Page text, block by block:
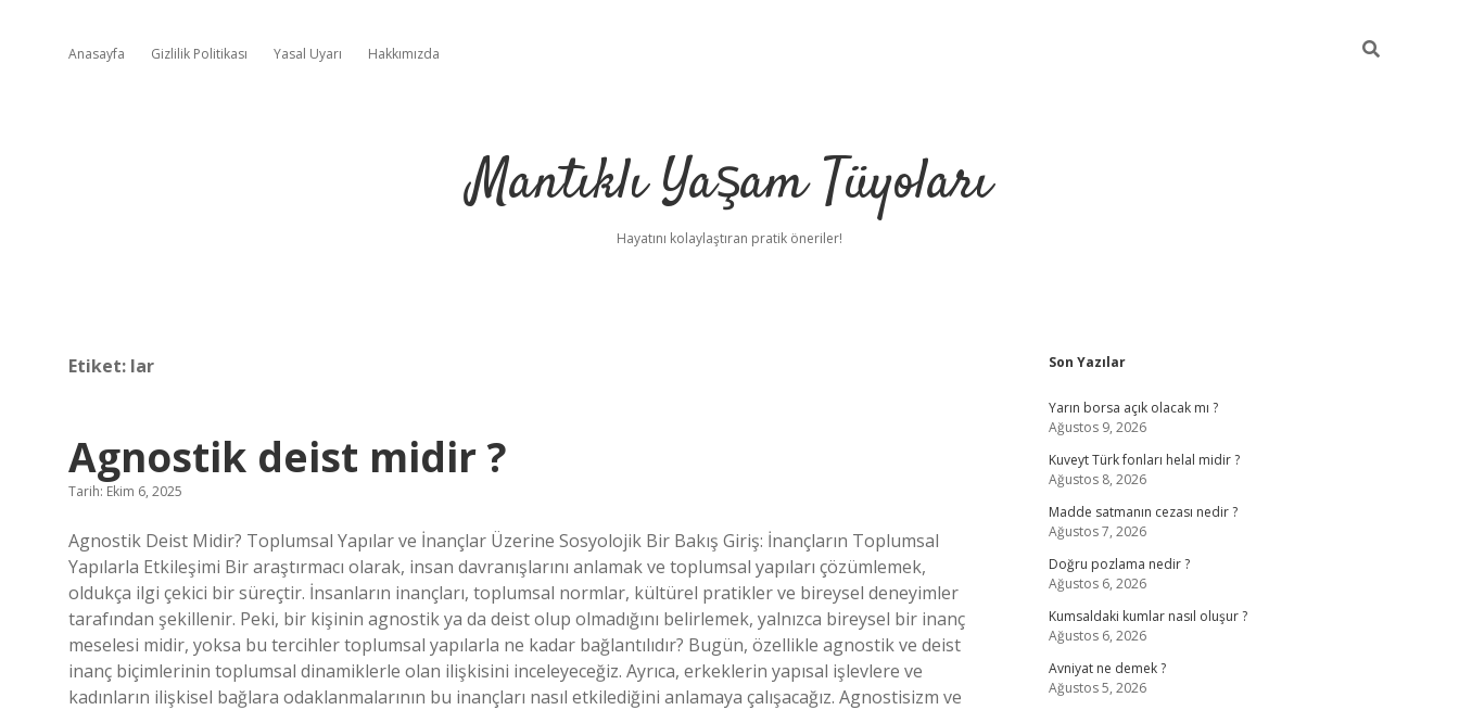
Anasayfa Gizlilik Politikası Yasal Uyarı Hakkımızda
Mantıklı Yaşam Tüyoları
Hayatını kolaylaştıran pratik öneriler!
Etiket: lar
Agnostik deist midir ?
Tarih: Ekim 6, 2025
Agnostik Deist Midir? Toplumsal Yapılar ve İnançlar Üzerine Sosyolojik Bir Bakış Giriş: İnançların Toplumsal
Yapılarla Etkileşimi Bir araştırmacı olarak, insan davranışlarını anlamak ve toplumsal yapıları çözümlemek,
oldukça ilgi çekici bir süreçtir. İnsanların inançları, toplumsal normlar, kültürel pratikler ve bireysel deneyimler
tarafından şekillenir. Peki, bir kişinin agnostik ya da deist olup olmadığını belirlemek, yalnızca bireysel bir inanç
meselesi midir, yoksa bu tercihler toplumsal yapılarla ne kadar bağlantılıdır? Bugün, özellikle agnostik ve deist
inanç biçimlerinin toplumsal dinamiklerle olan ilişkisini inceleyeceğiz. Ayrıca, erkeklerin yapısal işlevlere ve
kadınların ilişkisel bağlara odaklanmalarının bu inançları nasıl etkilediğini anlamaya çalışacağız. Agnostisizm ve
Sidebar
Son Yazılar
Yarın borsa açık olacak mı ?
Ağustos 9, 2026
Kuveyt Türk fonları helal midir ?
Ağustos 8, 2026
Madde satmanın cezası nedir ?
Ağustos 7, 2026
Doğru pozlama nedir ?
Ağustos 6, 2026
Kumsaldaki kumlar nasıl oluşur ?
Ağustos 6, 2026
Avniyat ne demek ?
Ağustos 5, 2026